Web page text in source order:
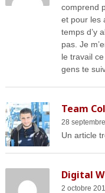
comprend
et pour les
temps d’y
pas. Je
le travail
gens te
Team
28
Un article
Digital
2 octobre